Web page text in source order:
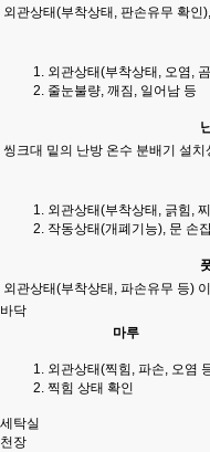
외관상태(부착상태, 판손유무 확인
외관상태(부착상태, 오염,
줄눈불량, 깨짐, 일어남 등
씽크대 밑의 난방 온수 분배기 설
외관상태(부착상태, 긁힘,
작동상태(개폐기능), 문 손
외관상태(부착상태, 파손유무 등)
바닥
마루
외관상태(찍힘, 파손, 오염
찍힘 상태 확인
세탁실
천장